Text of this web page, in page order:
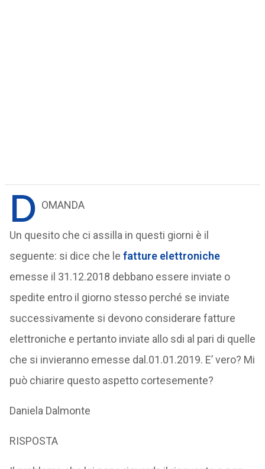
D OMANDA
Un quesito che ci assilla in questi giorni è il
seguente: si dice che le fatture elettroniche
emesse il 31.12.2018 debbano essere inviate o
spedite entro il giorno stesso perché se inviate
successivamente si devono considerare fatture
elettroniche e pertanto inviate allo sdi al pari di quelle
che si invieranno emesse dal.01.01.2019. E’ vero? Mi
può chiarire questo aspetto cortesemente?
Daniela Dalmonte
RISPOSTA